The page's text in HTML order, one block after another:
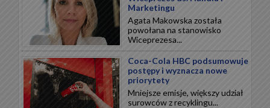
Marketingu
Agata Makowska została
powołana na stanowisko
Wiceprezesa...
Coca-Cola HBC podsumowuje
postępy i wyznacza nowe
priorytety
Mniejsze emisje, większy udział
surowców z recyklingu...